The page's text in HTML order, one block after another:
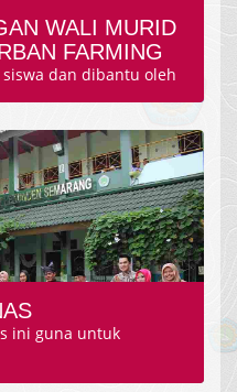
WALI MURID
FARMING
dan dibantu oleh
ini guna untuk